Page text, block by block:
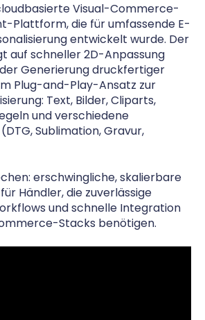
Visual-Commerce-
Plattform, die für umfassende E-
entwickelt wurde. Der
auf schneller 2D-Anpassung
Generierung druckfertiger
Plug-and-Play-Ansatz zur
Text, Bilder, Cliparts,
und verschiedene
Sublimation, Gravur,
erschwingliche, skalierbare
Händler, die zuverlässige
und schnelle Integration
Stacks benötigen.